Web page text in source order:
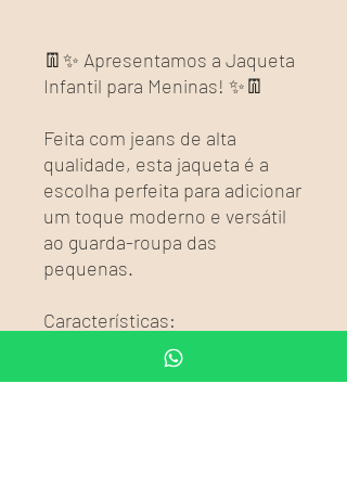
👖✨ Apresentamos a Jaqueta
Infantil para Meninas! ✨👖
Feita com jeans de alta
qualidade, esta jaqueta é a
escolha perfeita para adicionar
um toque moderno e versátil
ao guarda-roupa das
pequenas.
Características:
Tecido jeans durável e